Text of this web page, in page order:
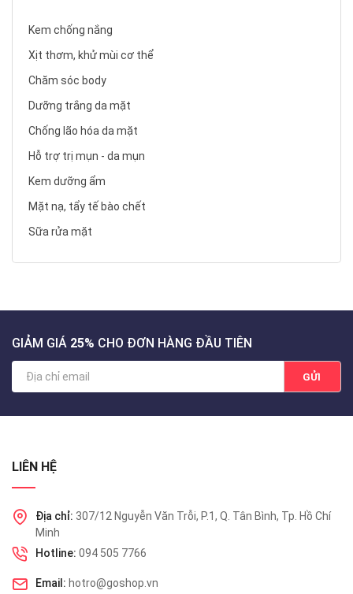
Kem chống nắng
Xịt thơm, khử mùi cơ thể
Chăm sóc body
Dưỡng trắng da mặt
Chống lão hóa da mặt
Hỗ trợ trị mụn - da mụn
Kem dưỡng ẩm
Mặt nạ, tẩy tế bào chết
Sữa rửa mặt
GIẢM GIÁ 25% CHO ĐƠN HÀNG ĐẦU TIÊN
GỬI
LIÊN HỆ
Địa chỉ: 307/12 Nguyễn Văn Trỗi, P.1, Q. Tân Bình, Tp. Hồ Chí
Minh
Hotline: 094 505 7766
Email: hotro@goshop.vn